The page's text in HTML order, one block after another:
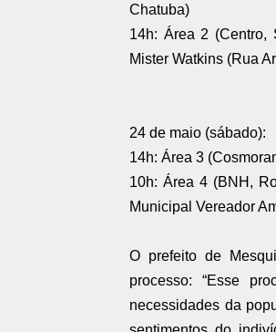
Chatuba)
14h: Área 2 (Centro,
Mister Watkins (Rua
24 de maio (sábado):
14h: Área 3
10h: Área 4 (BNH,
Municipal Vereador
O prefeito de
processo: “Esse
necessidades da